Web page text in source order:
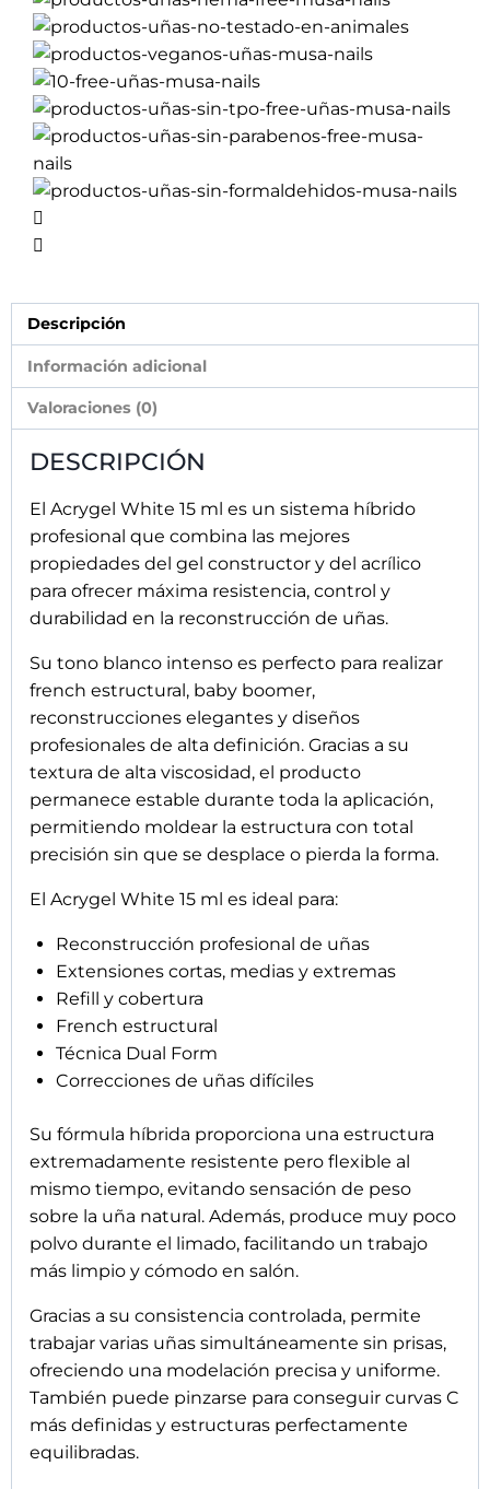
El Acrygel White 15 ml es un sistema híbrido
profesional que combina las mejores
propiedades del gel constructor y del acrílico
para ofrecer máxima resistencia, control y
durabilidad en la reconstrucción de uñas.
Su tono blanco intenso es perfecto para realizar
french estructural, baby boomer,
reconstrucciones elegantes y diseños
profesionales de alta definición. Gracias a su
permanece estable durante toda la aplicación,
permitiendo moldear la estructura con total
precisión sin que se desplace o pierda la forma.
El Acrygel White 15 ml es ideal para:
Reconstrucción profesional de uñas
Extensiones cortas, medias y extremas
Refill y cobertura
French estructural
Técnica Dual Form
Correcciones de uñas difíciles
extremadamente resistente pero flexible al
mismo tiempo, evitando sensación de peso
sobre la uña natural. Además, produce muy poco
polvo durante el limado, facilitando un trabajo
más limpio y cómodo en salón.
Gracias a su consistencia controlada, permite
trabajar varias uñas simultáneamente sin prisas,
También puede pinzarse para conseguir curvas C
equilibradas.
Para una aplicación óptima, se recomienda
utilizar Acrylic Gel Solution junto con el Pennello
Double Oval 8.
Sistema híbrido gel + acrílico
Color blanco intenso
Alta resistencia y durabilidad
No gotea ni pierde la forma
Ideal para french estructural
Perfecto para reconstrucción y extensiones
Fácil de moldear y pinzar
Especificaciones técnicas
Tipo: Acrygel híbrido profesional
Color: blanco